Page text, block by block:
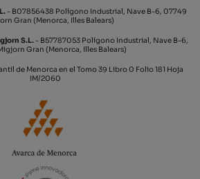
- B07856438 Polígono Industrial, Nave B-6, 07749
Gran (Menorca, Illes Balears)
S.L. - B57787053 Polígono Industrial, Nave B-6,
Gran (Menorca, Illes Balears)
de Menorca en el Tomo 39 Libro 0 Folio 181 Hoja
IM/2060